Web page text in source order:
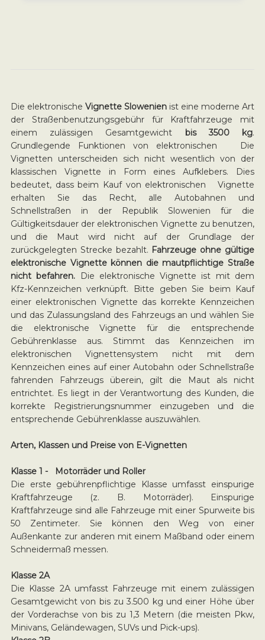
Die elektronische Vignette Slowenien ist eine moderne Art
der Straßenbenutzungsgebühr für Kraftfahrzeuge mit
einem zulässigen Gesamtgewicht bis 3500 kg.
Grundlegende Funktionen von elektronischen Die
Vignetten unterscheiden sich nicht wesentlich von der
klassischen Vignette in Form eines Aufklebers. Dies
bedeutet, dass beim Kauf von elektronischen Vignette
erhalten Sie das Recht, alle Autobahnen und
Schnellstraßen in der Republik Slowenien für die
Gültigkeitsdauer der elektronischen Vignette zu benutzen,
und die Maut wird nicht auf der Grundlage der
zurückgelegten Strecke bezahlt. Fahrzeuge ohne gültige
elektronische Vignette können die mautpflichtige Straße
nicht befahren.
Die elektronische Vignette ist mit dem
Kfz-Kennzeichen verknüpft. Bitte geben Sie beim Kauf
einer elektronischen Vignette das korrekte Kennzeichen
und das Zulassungsland des Fahrzeugs an und wählen Sie
die elektronische Vignette für die entsprechende
Gebührenklasse aus. Stimmt das Kennzeichen im
elektronischen Vignettensystem nicht mit dem
Kennzeichen eines auf einer Autobahn oder Schnellstraße
fahrenden Fahrzeugs überein, gilt die Maut als nicht
entrichtet. Es liegt in der Verantwortung des Kunden, die
korrekte Registrierungsnummer einzugeben und die
entsprechende Gebührenklasse auszuwählen.
Arten, Klassen und Preise von E-Vignetten
Klasse 1 - Motorräder und Roller
Die erste gebührenpflichtige Klasse umfasst einspurige
Kraftfahrzeuge (z. B. Motorräder). Einspurige
Kraftfahrzeuge sind alle Fahrzeuge mit einer Spurweite bis
50 Zentimeter. Sie können den Weg von einer
Außenkante zur anderen mit einem Maßband oder einem
Schneidermaß messen.
Klasse 2A
Die Klasse 2A umfasst Fahrzeuge mit einem zulässigen
Gesamtgewicht von bis zu 3.500 kg und einer Höhe über
der Vorderachse von bis zu 1,3 Metern (die meisten Pkw,
Minivans, Geländewagen, SUVs und Pick-ups).